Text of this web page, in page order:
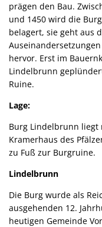
prägen den Bau.
und 1450 wird die
belagert, sie geht aus
hervor. Erst im
Lindelbrunn
Ruine.
Lage:
Burg Lindelbrunn liegt
Kramerhaus des
zu Fuß zur Burgruine.
Lindelbrunn
Die Burg wurde als
ausgehenden 12.
heutigen Gemeinde